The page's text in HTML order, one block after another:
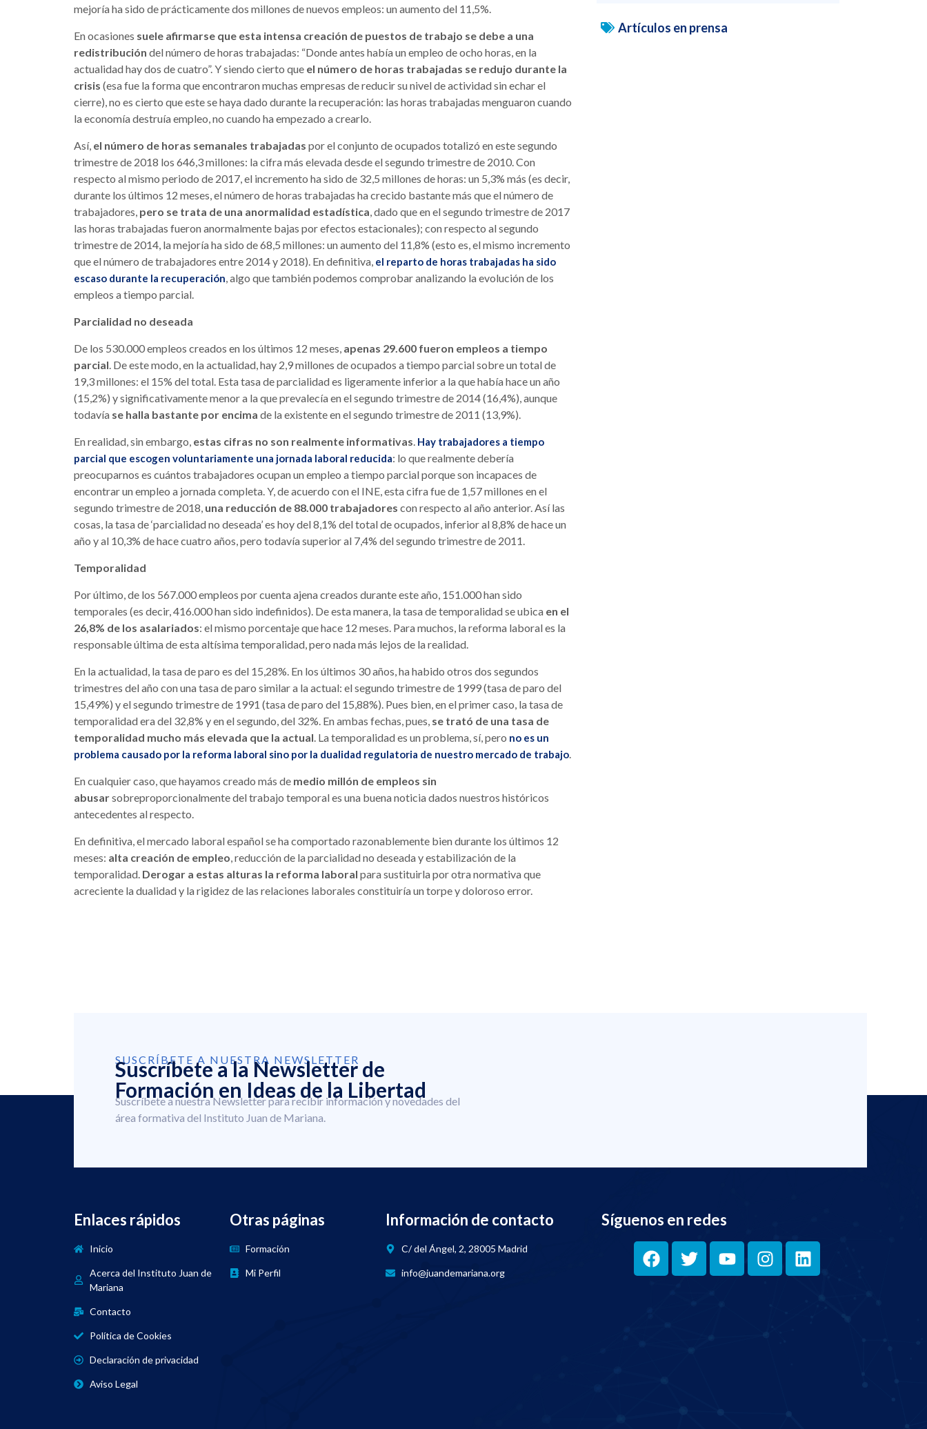
mejoría ha sido de prácticamente dos millones de nuevos empleos: un aumento del 11,5%.
En ocasiones suele afirmarse que esta intensa creación de puestos de trabajo se debe a una
redistribución del número de horas trabajadas: “Donde antes había un empleo de ocho horas, en la
actualidad hay dos de cuatro”. Y siendo cierto que el número de horas trabajadas se redujo durante la
crisis (esa fue la forma que encontraron muchas empresas de reducir su nivel de actividad sin echar el
cierre), no es cierto que este se haya dado durante la recuperación: las horas trabajadas menguaron cuando
la economía destruía empleo, no cuando ha empezado a crearlo.
Así, el número de horas semanales trabajadas por el conjunto de ocupados totalizó en este segundo
trimestre de 2018 los 646,3 millones: la cifra más elevada desde el segundo trimestre de 2010. Con
respecto al mismo periodo de 2017, el incremento ha sido de 32,5 millones de horas: un 5,3% más (es decir,
durante los últimos 12 meses, el número de horas trabajadas ha crecido bastante más que el número de
trabajadores, pero se trata de una anormalidad estadística, dado que en el segundo trimestre de 2017
las horas trabajadas fueron anormalmente bajas por efectos estacionales); con respecto al segundo
trimestre de 2014, la mejoría ha sido de 68,5 millones: un aumento del 11,8% (esto es, el mismo incremento
que el número de trabajadores entre 2014 y 2018). En definitiva, el reparto de horas trabajadas ha sido
escaso durante la recuperación, algo que también podemos comprobar analizando la evolución de los
empleos a tiempo parcial.
Parcialidad no deseada
De los 530.000 empleos creados en los últimos 12 meses, apenas 29.600 fueron empleos a tiempo
parcial. De este modo, en la actualidad, hay 2,9 millones de ocupados a tiempo parcial sobre un total de
19,3 millones: el 15% del total. Esta tasa de parcialidad es ligeramente inferior a la que había hace un año
(15,2%) y significativamente menor a la que prevalecía en el segundo trimestre de 2014 (16,4%), aunque
todavía se halla bastante por encima de la existente en el segundo trimestre de 2011 (13,9%).
En realidad, sin embargo, estas cifras no son realmente informativas. Hay trabajadores a tiempo
parcial que escogen voluntariamente una jornada laboral reducida: lo que realmente debería
preocuparnos es cuántos trabajadores ocupan un empleo a tiempo parcial porque son incapaces de
encontrar un empleo a jornada completa. Y, de acuerdo con el INE, esta cifra fue de 1,57 millones en el
segundo trimestre de 2018, una reducción de 88.000 trabajadores con respecto al año anterior. Así las
cosas, la tasa de ‘parcialidad no deseada’ es hoy del 8,1% del total de ocupados, inferior al 8,8% de hace un
año y al 10,3% de hace cuatro años, pero todavía superior al 7,4% del segundo trimestre de 2011.
Temporalidad
Por último, de los 567.000 empleos por cuenta ajena creados durante este año, 151.000 han sido
temporales (es decir, 416.000 han sido indefinidos). De esta manera, la tasa de temporalidad se ubica en el
26,8% de los asalariados: el mismo porcentaje que hace 12 meses. Para muchos, la reforma laboral es la
responsable última de esta altísima temporalidad, pero nada más lejos de la realidad.
En la actualidad, la tasa de paro es del 15,28%. En los últimos 30 años, ha habido otros dos segundos
trimestres del año con una tasa de paro similar a la actual: el segundo trimestre de 1999 (tasa de paro del
15,49%) y el segundo trimestre de 1991 (tasa de paro del 15,88%). Pues bien, en el primer caso, la tasa de
temporalidad era del 32,8% y en el segundo, del 32%. En ambas fechas, pues, se trató de una tasa de
temporalidad mucho más elevada que la actual. La temporalidad es un problema, sí, pero no es un
problema causado por la reforma laboral sino por la dualidad regulatoria de nuestro mercado de trabajo.
En cualquier caso, que hayamos creado más de medio millón de empleos sin
abusarsobreproporcionalmente del trabajo temporal es una buena noticia dados nuestros históricos
antecedentes al respecto.
En definitiva, el mercado laboral español se ha comportado razonablemente bien durante los últimos 12
meses: alta creación de empleo, reducción de la parcialidad no deseada y estabilización de la
temporalidad. Derogar a estas alturas la reforma laboral para sustituirla por otra normativa que
acreciente la dualidad y la rigidez de las relaciones laborales constituiría un torpe y doloroso error.
Artículos en prensa
SUSCRÍBETE A NUESTRA NEWSLETTER
Suscríbete a la Newsletter de
Formación en Ideas de la Libertad
Suscríbete a nuestra Newsletter para recibir información y novedades del
área formativa del Instituto Juan de Mariana.
Enlaces rápidos
Inicio
Acerca del Instituto Juan de
Mariana
Contacto
Política de Cookies
Declaración de privacidad
Aviso Legal
Otras páginas
Formación
Mi Perfil
Información de contacto
C/ del Ángel, 2, 28005 Madrid
info@juandemariana.org
Síguenos en redes